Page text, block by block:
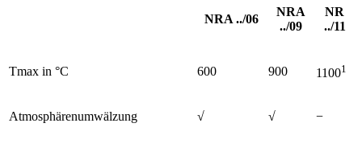
NRA ../06
NRA
../09
NR
../11
Tmax in °C 600 900 11001
Atmosphärenumwälzung √ √ −